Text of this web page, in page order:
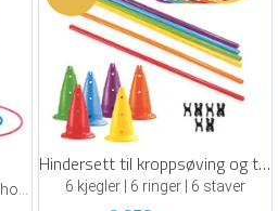
Hindersett til kroppsøving og trening
6 kjegler | 6 ringer | 6 staver